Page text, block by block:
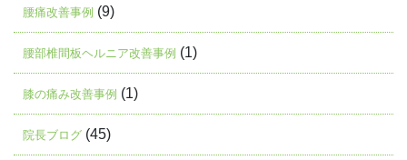
腰痛改善事例 (9)
腰部椎間板ヘルニア改善事例 (1)
膝の痛み改善事例 (1)
院長ブログ (45)